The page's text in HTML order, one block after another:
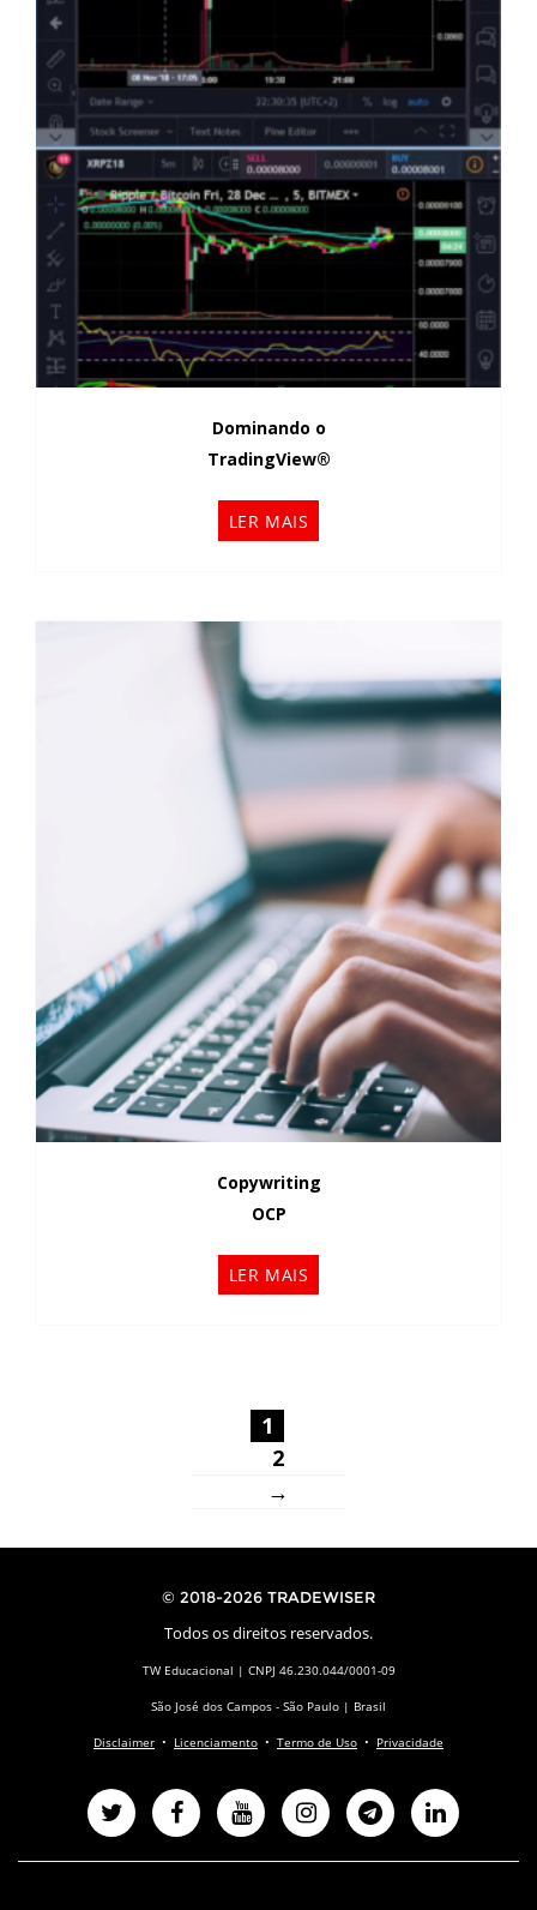
Dominando o
TradingView®
LER MAIS
Copywriting
OCP
LER MAIS
1
2
→
© 2018-2026 TRADEWISER
Todos os direitos reservados.
TW Educacional | CNPJ 46.230.044/0001-09
São José dos Campos - São Paulo | Brasil
Disclaimer • Licenciamento • Termo de Uso • Privacidade